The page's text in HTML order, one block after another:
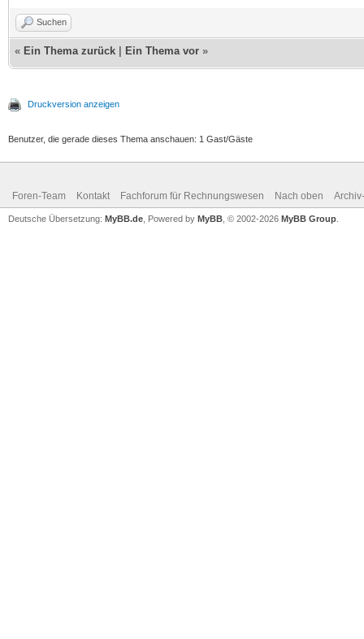
Suchen
« Ein Thema zurück Ein Thema vor »
Druckversion anzeigen
Benutzer, die gerade dieses Thema anschauen: 1 Gast/Gäste
Foren-Team Kontakt Fachforum für Rechnungswesen Nach oben
Deutsche Übersetzung: MyBB.de , Powered by MyBB , © 2002-2026 MyBB Group